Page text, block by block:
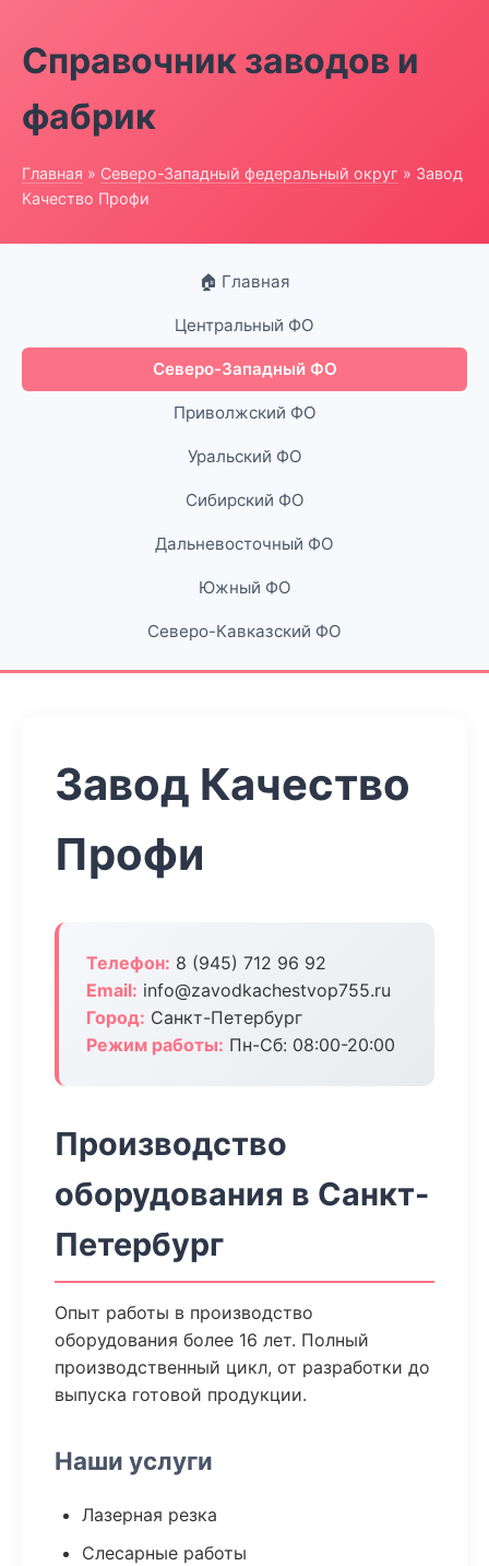
Справочник заводов и
фабрик
Главная » Северо-Западный федеральный округ » Завод
Качество Профи
🏠 Главная
Центральный ФО
Северо-Западный ФО
Приволжский ФО
Уральский ФО
Сибирский ФО
Дальневосточный ФО
Южный ФО
Северо-Кавказский ФО
Завод Качество
Профи
Телефон: 8 (945) 712 96 92
Email: info@zavodkachestvop755.ru
Город: Санкт-Петербург
Режим работы: Пн-Сб: 08:00-20:00
Производство
оборудования в Санкт-
Петербург
Опыт работы в производство
оборудования более 16 лет. Полный
производственный цикл, от разработки до
выпуска готовой продукции.
Наши услуги
Лазерная резка
Слесарные работы